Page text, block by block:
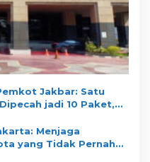
Jakbar: Satu
jadi 10 Paket,
Menjaga
yang Tidak Pernah